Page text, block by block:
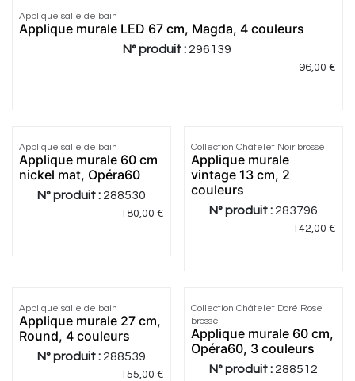
Applique salle de bain
Applique murale LED 67 cm, Magda, 4 couleurs
N° produit : 296139
96,00 €
Applique salle de bain
Applique murale 60 cm
nickel mat, Opéra60
N° produit : 288530
180,00 €
Collection Châtelet Noir brossé
Applique murale
vintage 13 cm, 2
couleurs
N° produit : 283796
142,00 €
Applique salle de bain
Applique murale 27 cm,
Round, 4 couleurs
N° produit : 288539
155,00 €
Collection Châtelet Doré Rose
brossé
Applique murale 60 cm,
Opéra60, 3 couleurs
N° produit : 288512